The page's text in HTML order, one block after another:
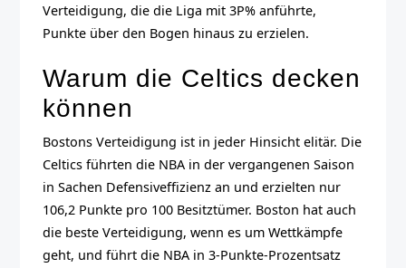
Verteidigung, die die Liga mit 3P% anführte,
Punkte über den Bogen hinaus zu erzielen.
Warum die Celtics decken
können
Bostons Verteidigung ist in jeder Hinsicht elitär. Die
Celtics führten die NBA in der vergangenen Saison
in Sachen Defensiveffizienz an und erzielten nur
106,2 Punkte pro 100 Besitztümer. Boston hat auch
die beste Verteidigung, wenn es um Wettkämpfe
geht, und führt die NBA in 3-Punkte-Prozentsatz